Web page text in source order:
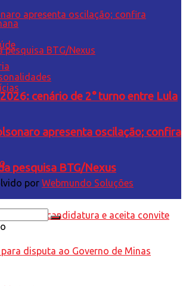
2026: cenário de 2° turno entre Lula
apresenta oscilação; confira
pesquisa BTG/Nexus
por Webmundo Soluções